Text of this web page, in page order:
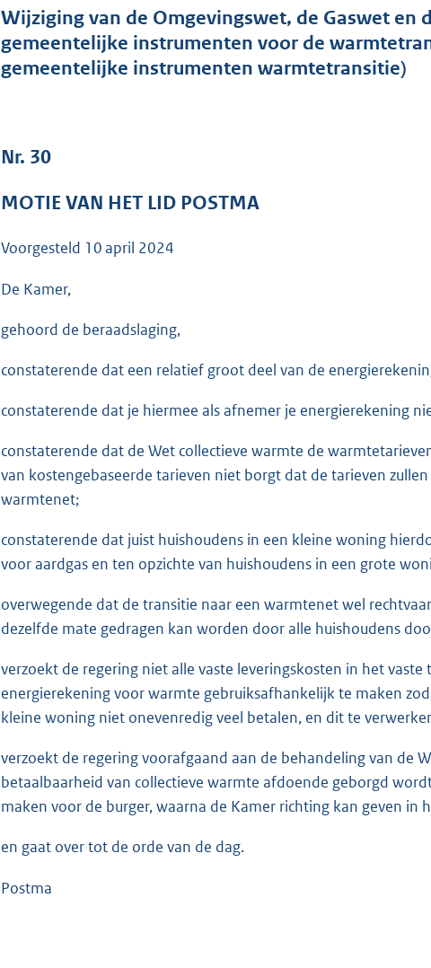
a
n
d
Wijziging van de Omgevingswet, de Gaswet en
gemeentelijke instrumenten voor de
gemeentelijke instrumenten warmtetransitie)
Nr. 30
MOTIE VAN HET LID POSTMA
Voorgesteld 10 april 2024
De Kamer,
gehoord de beraadslaging,
constaterende dat een relatief groot deel van de
constaterende dat je hiermee als afnemer je energierekening
constaterende dat de Wet collectieve warmte de
van kostengebaseerde tarieven niet borgt dat de tarieven
warmtenet;
constaterende dat juist huishoudens in een kleine woning
voor aardgas en ten opzichte van huishoudens in een grote
overwegende dat de transitie naar een warmtenet wel
dezelfde mate gedragen kan worden door alle huishoudens
verzoekt de regering niet alle vaste leveringskosten in het
energierekening voor warmte gebruiksafhankelijk te maken
kleine woning niet onevenredig veel betalen, en dit te
verzoekt de regering voorafgaand aan de behandeling van de
betaalbaarheid van collectieve warmte afdoende geborgd
maken voor de burger, waarna de Kamer richting kan geven in
en gaat over tot de orde van de dag.
Postma